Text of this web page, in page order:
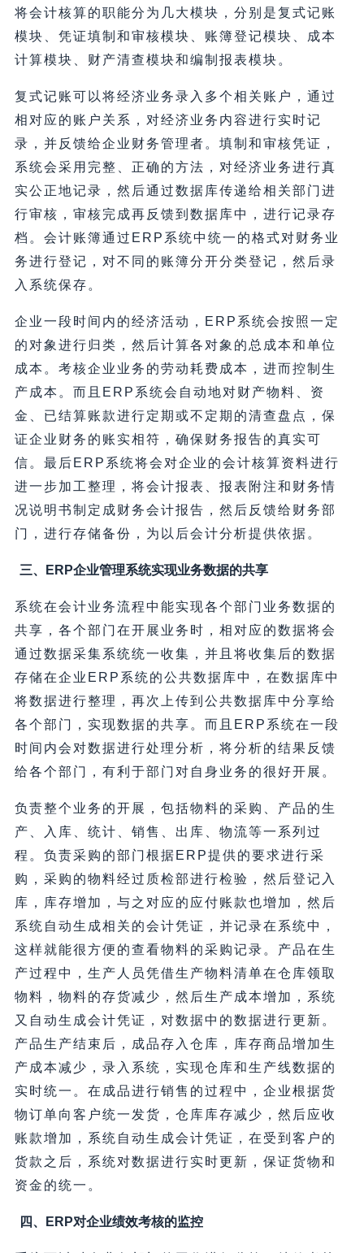
将会计核算的职能分为几大模块，分别是复式记账
模块、凭证填制和审核模块、账簿登记模块、成本
计算模块、财产清查模块和编制报表模块。
复式记账可以将经济业务录入多个相关账户，通过
相对应的账户关系，对经济业务内容进行实时记
录，并反馈给企业财务管理者。填制和审核凭证，
系统会采用完整、正确的方法，对经济业务进行真
实公正地记录，然后通过数据库传递给相关部门进
行审核，审核完成再反馈到数据库中，进行记录存
档。会计账簿通过ERP系统中统一的格式对财务业
务进行登记，对不同的账簿分开分类登记，然后录
入系统保存。
企业一段时间内的经济活动，ERP系统会按照一定
的对象进行归类，然后计算各对象的总成本和单位
成本。考核企业业务的劳动耗费成本，进而控制生
产成本。而且ERP系统会自动地对财产物料、资
金、已结算账款进行定期或不定期的清查盘点，保
证企业财务的账实相符，确保财务报告的真实可
信。最后ERP系统将会对企业的会计核算资料进行
进一步加工整理，将会计报表、报表附注和财务情
况说明书制定成财务会计报告，然后反馈给财务部
门，进行存储备份，为以后会计分析提供依据。
三、ERP企业管理系统实现业务数据的共享
系统在会计业务流程中能实现各个部门业务数据的
共享，各个部门在开展业务时，相对应的数据将会
通过数据采集系统统一收集，并且将收集后的数据
存储在企业ERP系统的公共数据库中，在数据库中
将数据进行整理，再次上传到公共数据库中分享给
各个部门，实现数据的共享。而且ERP系统在一段
时间内会对数据进行处理分析，将分析的结果反馈
给各个部门，有利于部门对自身业务的很好开展。
负责整个业务的开展，包括物料的采购、产品的生
产、入库、统计、销售、出库、物流等一系列过
程。负责采购的部门根据ERP提供的要求进行采
购，采购的物料经过质检部进行检验，然后登记入
库，库存增加，与之对应的应付账款也增加，然后
系统自动生成相关的会计凭证，并记录在系统中，
这样就能很方便的查看物料的采购记录。产品在生
产过程中，生产人员凭借生产物料清单在仓库领取
物料，物料的存货减少，然后生产成本增加，系统
又自动生成会计凭证，对数据中的数据进行更新。
产品生产结束后，成品存入仓库，库存商品增加生
产成本减少，录入系统，实现仓库和生产线数据的
实时统一。在成品进行销售的过程中，企业根据货
物订单向客户统一发货，仓库库存减少，然后应收
账款增加，系统自动生成会计凭证，在受到客户的
货款之后，系统对数据进行实时更新，保证货物和
资金的统一。
四、ERP对企业绩效考核的监控